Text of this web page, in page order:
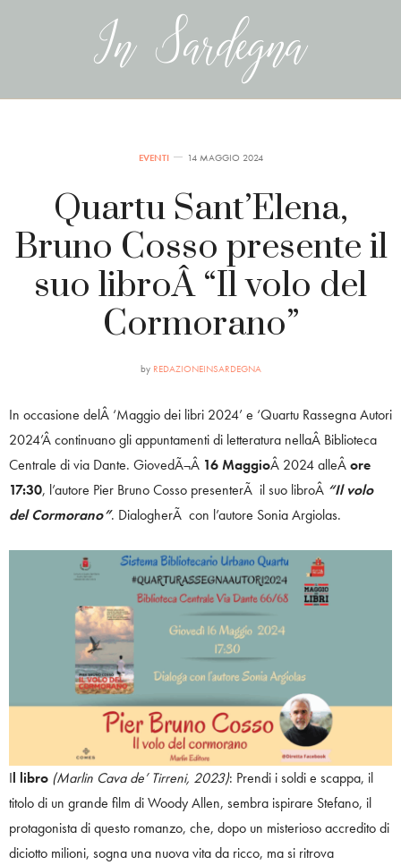
EVENTI 14 MAGGIO 2024
Quartu Sant’Elena,
Bruno Cosso presente il
suo libroÂ “Il volo del
Cormorano”
by REDAZIONEINSARDEGNA
In occasione delÂ ‘Maggio dei libri 2024’ e ‘Quartu Rassegna Autori
2024’Â continuano gli appuntamenti di letteratura nellaÂ Biblioteca
Centrale di via Dante. GiovedÃ¬Â 16 MaggioÂ 2024 alleÂore
17:30, l’autore Pier Bruno Cosso presenterÃ il suo libroÂ “Il volo
del Cormorano”. DialogherÃ con l’autore Sonia Argiolas.
Il libro (Marlin Cava de’ Tirreni, 2023): Prendi i soldi e scappa, il
titolo di un grande film di Woody Allen, sembra ispirare Stefano, il
protagonista di questo romanzo, che, dopo un misterioso accredito di
diciotto milioni, sogna una nuova vita da ricco, ma si ritrova